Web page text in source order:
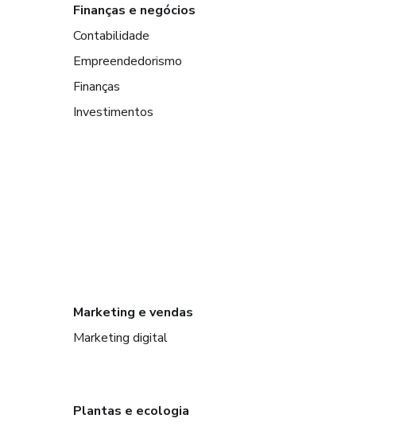
Finanças e negócios
Contabilidade
Empreendedorismo
Finanças
Investimentos
Marketing e vendas
Marketing digital
Plantas e ecologia